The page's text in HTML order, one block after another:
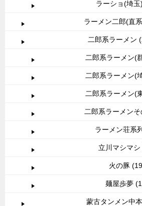
ラーショ(埼
ラーメン二郎(直
二郎系ラーメン
二郎系ラーメン(
二郎系ラーメン(
二郎系ラーメン(
二郎系ラーメン
ラーメン荘系
立川マシマ
火の豚
麺屋歩夢
蒙古タンメン中